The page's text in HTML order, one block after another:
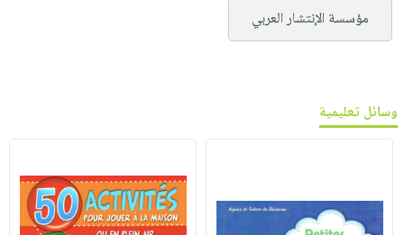
مؤسسة الإنتشار العربي
وسائل تعليمية